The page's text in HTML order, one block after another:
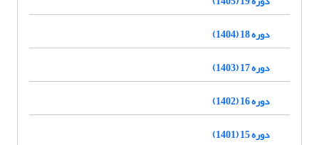
دوره 18 (1404)
دوره 17 (1403)
دوره 16 (1402)
دوره 15 (1401)